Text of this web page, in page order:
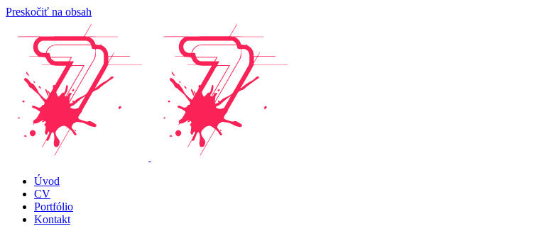
Preskočiť na obsah
Úvod
CV
Portfólio
Kontakt